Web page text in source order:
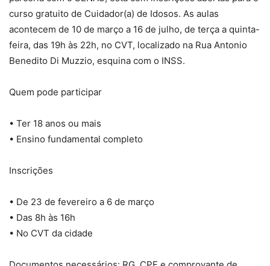
curso gratuito de Cuidador(a) de Idosos. As aulas
acontecem de 10 de março a 16 de julho, de terça a quinta-
feira, das 19h às 22h, no CVT, localizado na Rua Antonio
Benedito Di Muzzio, esquina com o INSS.
Quem pode participar
• Ter 18 anos ou mais
• Ensino fundamental completo
Inscrições
• De 23 de fevereiro a 6 de março
• Das 8h às 16h
• No CVT da cidade